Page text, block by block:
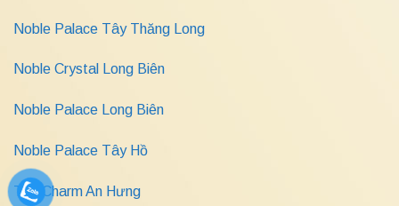
Noble Palace Tây Thăng Long
Noble Crystal Long Biên
Noble Palace Long Biên
Noble Palace Tây Hồ
The Charm An Hưng